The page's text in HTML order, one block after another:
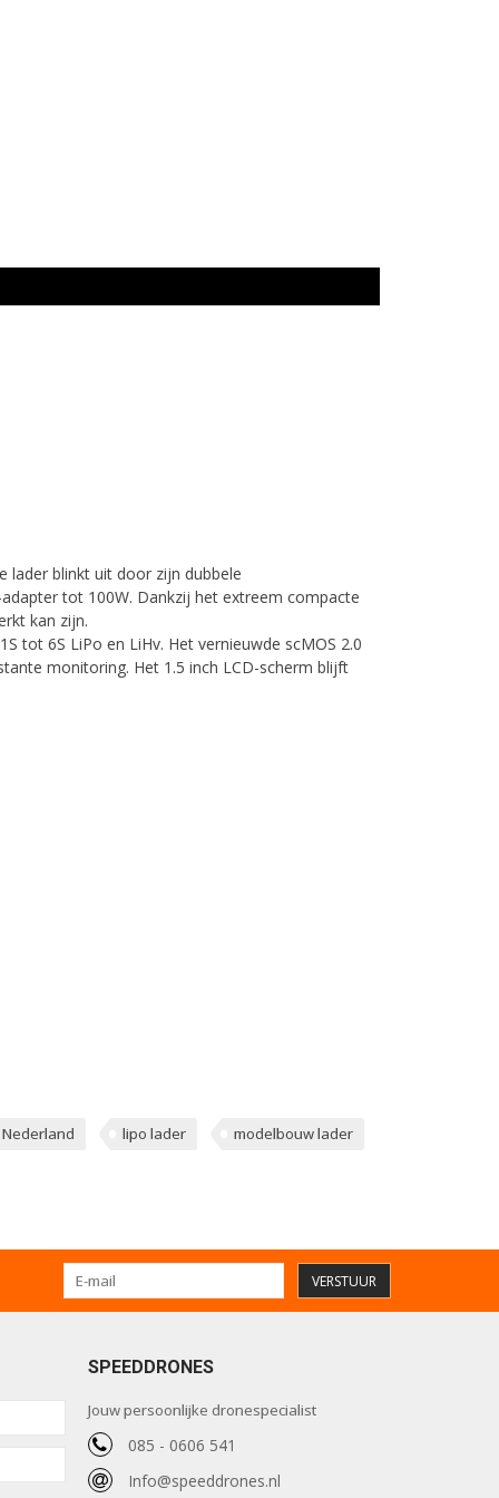
lader blinkt uit door zijn dubbele
tot 100W. Dankzij het extreem compacte
kan zijn.
tot 6S LiPo en LiHv. Het vernieuwde scMOS 2.0
monitoring. Het 1.5 inch LCD-scherm blijft
Nederland lipo lader modelbouw lader
VERSTUUR
SPEEDDRONES
Jouw persoonlijke dronespecialist
085 - 0606 541
Info@speeddrones.nl